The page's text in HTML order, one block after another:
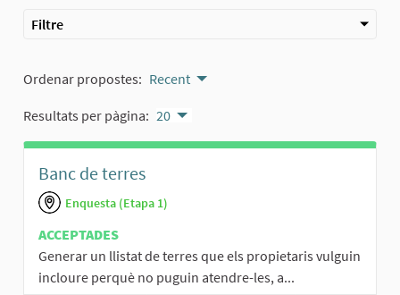
Filtre
Ordenar propostes: Recent
Resultats per pàgina: 20
Banc de terres
Enquesta (Etapa 1)
ACCEPTADES
Generar un llistat de terres que els propietaris vulguin
incloure perquè no puguin atendre-les, a...